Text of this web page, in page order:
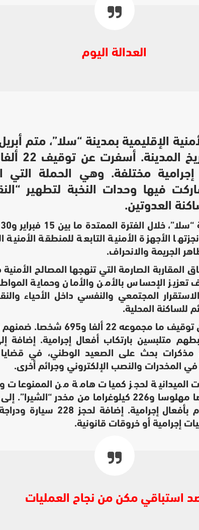
العدالة اليوم
المدينة. أسفرت عن توقيف 22 ألفا و695 شخصا
مختلفة. وهي الحملة التي
فيها وحدات النخبة لتطهير
العدوتين.
الأجهزة الأمنية التابعة للمنطقة الأمنية
الجريمة والانحراف.
المقاربة الصارمة التي تنهجها المصالح
تعزيز الإحساس بالأمن والأمان وحماية
المجتمعي والنفسي داخل الأحياء
للساكنة المحلية.
بحث على الصعيد الوطني، في قضايا
في المخدرات والنصب الإلكتروني وجرائم أخرى.
الميدانية لحجز كميات هامة من الممنوعات
أبيضا تستعمل في القيام بأفعال
إجرامية أو خروقات قانونية.
استباقي مكن من نجاح العمليات